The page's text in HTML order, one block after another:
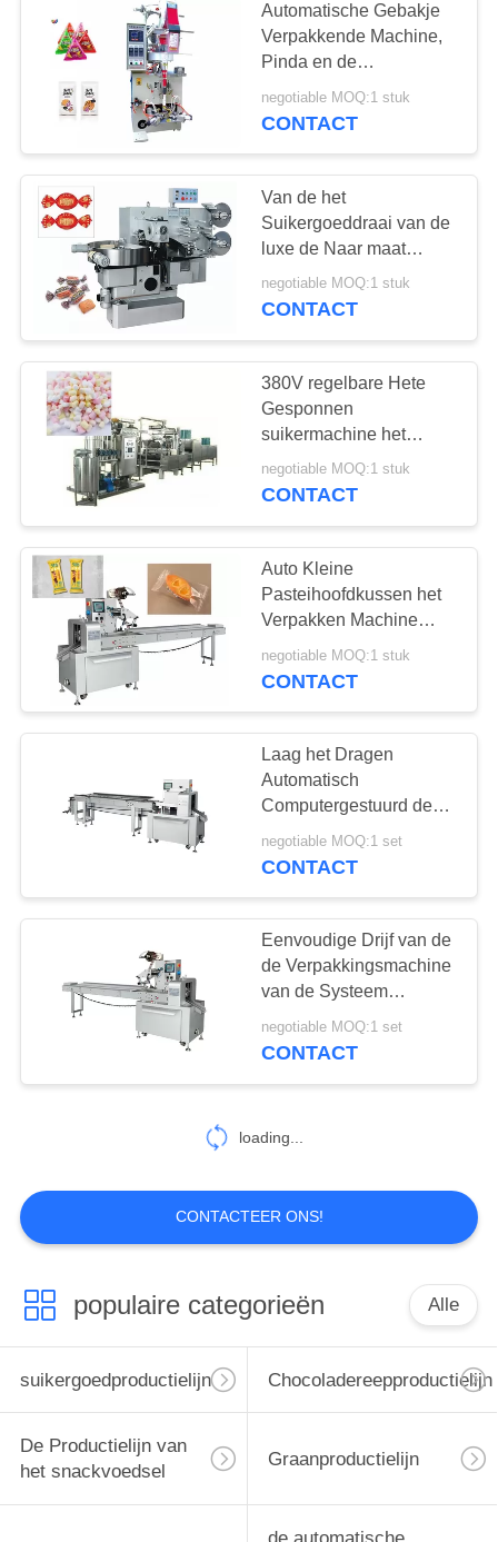
het materiaal van de
bakkerijproductie
de automatische
machine van de
voedselverpakking
34
suikergoed
verpakkende
machine
83
chocolade
verpakkende
machine
gebakje
machine
136
Suikergoed die
Machine vormen
124
Automatische Gebakje
Verpakkende Machine,
Pinda en de
Verpakkingsmachine
van de
negotiable MOQ:1 stuk
CONTACT
Van de het
Suikergoeddraai van de
luxe de Naar maat
gemaakte Rechthoek
Snelheid van de de
negotiable MOQ:1 stuk
CONTACT
380V regelbare Hete
Gesponnen
suikermachine het
Deponeren Snelheid 25-
55n/Min
negotiable MOQ:1 stuk
CONTACT
Auto Kleine
Pasteihoofdkussen het
Verpakken Machine
Elektrische Gedreven
Type Hoge Efficiënt
negotiable MOQ:1 stuk
CONTACT
Laag het Dragen
Automatisch
Computergestuurd de
Machinehoogtepunt van
de Voedselverpakking
negotiable MOQ:1 set
CONTACT
Eenvoudige Drijf van de
de Verpakkingsmachine
van de Systeem
Automatische Kamfer
Hoge snelheids 50-250
negotiable MOQ:1 set
CONTACT
loading...
CONTACTEER ONS!
populaire categorieën Alle
suikergoedproductielijn Chocoladereepproductielijn
De Productielijn van
het snackvoedsel
Graanproductielijn